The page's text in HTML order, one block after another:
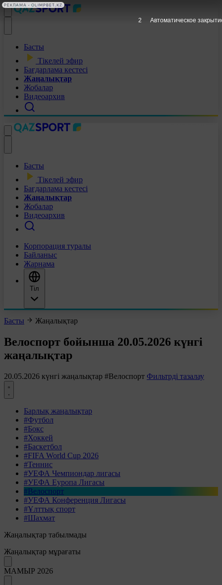
Басты
Тікелей эфир
Бағдарлама кестесі
Жаңалықтар
Жобалар
Видеоархив
Басты
Тікелей эфир
Бағдарлама кестесі
Жаңалықтар
Жобалар
Видеоархив
Корпорация туралы
Байланыс
Жарнама
Тіл
Басты Жаңалықтар
Велоспорт бойынша 20.05.2026 күнгі
жаңалықтар
20.05.2026 күнгі жаңалықтар #Велоспорт Фильтрді тазалау
Барлық жаңалықтар
#Футбол
#Бокс
#Хоккей
#Баскетбол
#FIFA World Cup 2026
#Теннис
#УЕФА Чемпиондар лигасы
#УЕФА Еуропа Лигасы
#Велоспорт
#УЕФА Конференция Лигасы
#Ұлттық спорт
#Шахмат
Жаңалықтар табылмады
Жаңалықтар мұрағаты
МАМЫР 2026
1 Автоматическое
РЕКЛАМА • OLIMPBET.KZ